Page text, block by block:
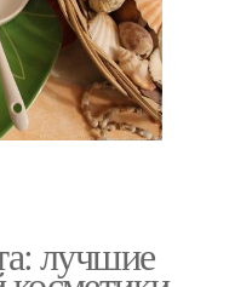
лучшие